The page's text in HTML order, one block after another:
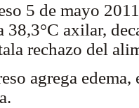
5 de mayo
38,3°C axilar,
rechazo del
agrega